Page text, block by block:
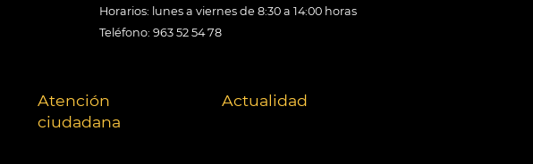
Horarios: lunes a viernes de 8:30 a 14:00 horas
Teléfono: 963 52 54 78
Atención
ciudadana
Actualidad